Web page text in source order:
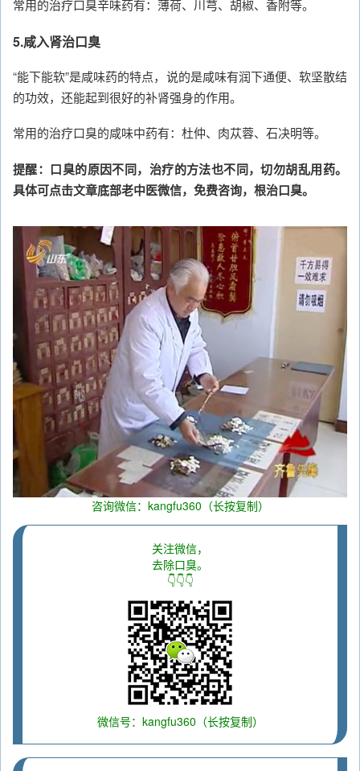
常用的治疗口臭辛味药有：薄荷、川芎、胡椒、香附等。
5.咸入肾治口臭
“能下能软”是咸味药的特点，说的是咸味有润下通便、软坚散结
的功效，还能起到很好的补肾强身的作用。
常用的治疗口臭的咸味中药有：杜仲、肉苁蓉、石决明等。
提醒：口臭的原因不同，治疗的方法也不同，切勿胡乱用药。
具体可点击文章底部老中医微信，免费咨询，根治口臭。
咨询微信：kangfu360（长按复制）
关注微信，
去除口臭。
👇👇👇
微信号：kangfu360（长按复制）